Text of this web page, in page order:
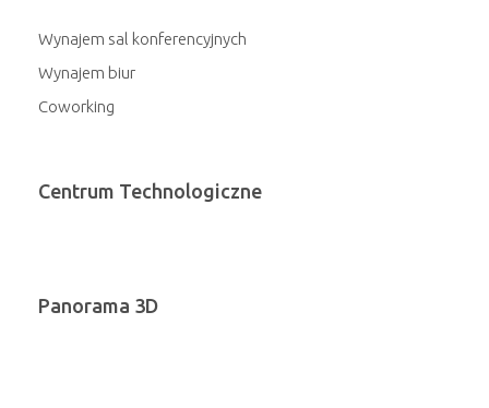
Wynajem sal konferencyjnych
Wynajem biur
Coworking
Centrum Technologiczne
Panorama 3D